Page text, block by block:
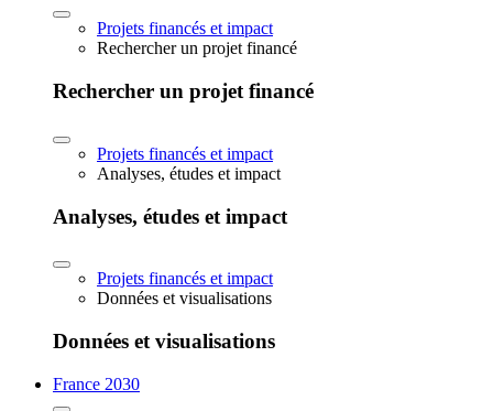
Projets financés et impact
Rechercher un projet financé
Rechercher un projet financé
Projets financés et impact
Analyses, études et impact
Analyses, études et impact
Projets financés et impact
Données et visualisations
Données et visualisations
France 2030